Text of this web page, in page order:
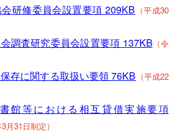
研修委員会設置要項 209KB （平成30
調査研究委員会設置要項 137KB （令
存に関する取扱い要領 76KB （平成22
館等における相互貸借実施要項
月31日制定）